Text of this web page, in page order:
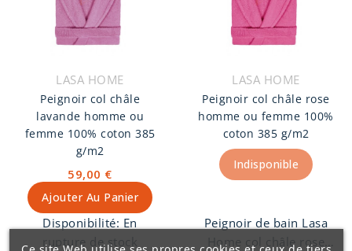
LASA HOME
Peignoir col châle
lavande homme ou
femme 100% coton 385
g/m2
59,00 €
Ajouter Au Panier
Disponibilité: En
rupture de stock
LASA HOME
Peignoir col châle rose
homme ou femme 100%
coton 385 g/m2
Indisponible
Peignoir de bain Lasa
Home col châle rose